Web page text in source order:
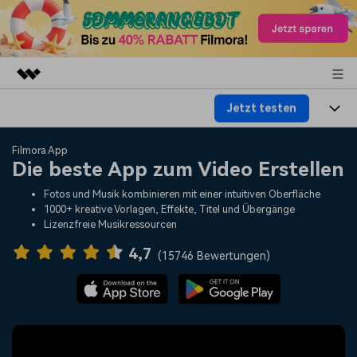
Dienstprogramme
Business
Überblick
Lösungen
Über uns
Presseraum
Jetzt testen
Produkte
Funktionen
Assets
Video/Foto
Audio
Lösungen
Soziale Medien
Marketing & Business
Lifestyle & Spaß
Hilfe-Center
Filmora App
Die beste App zum Video Erstellen
Fotos und Musik kombinieren mit einer intuitiven Oberfläche
1000+ kreative Vorlagen, Effekte, Titel und Übergänge
Lizenzfreie Musikressourcen
4,7 (15746 Bewertungen)